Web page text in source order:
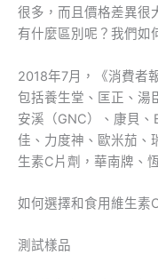
很多，而且價格差異很
有什麼區別呢？我們如
2018年7月，《消費者
包括養生堂、匡正、湯
安溪（GNC）、康貝
佳、力度神、歐米茄、
生素C片劑，華南牌、
如何選擇和食用維生素
測試樣品